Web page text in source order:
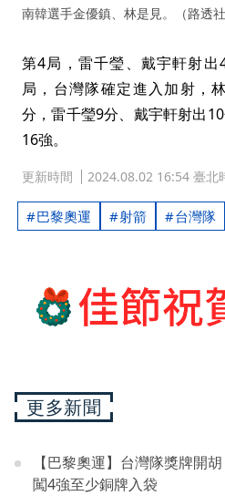
南韓選手金優鎮、林是見。（路透社
第4局，雷千瑩、戴宇軒射
局，台灣隊確定進入加射，
分，雷千瑩9分、戴宇軒射出
16強。
更新時間 2024.08.02 16:54 臺北
巴黎奧運 射箭 台灣隊
更多新聞
【巴黎奧運】台灣隊獎牌開
闖4強至少銅牌入袋